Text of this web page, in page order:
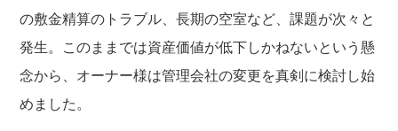
の敷金精算のトラブル、長期の空室など、課題が次々と
発生。このままでは資産価値が低下しかねないという懸
念から、オーナー様は管理会社の変更を真剣に検討し始
めました。